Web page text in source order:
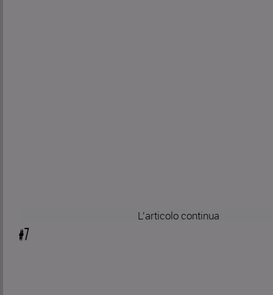
L'articolo continua
#7